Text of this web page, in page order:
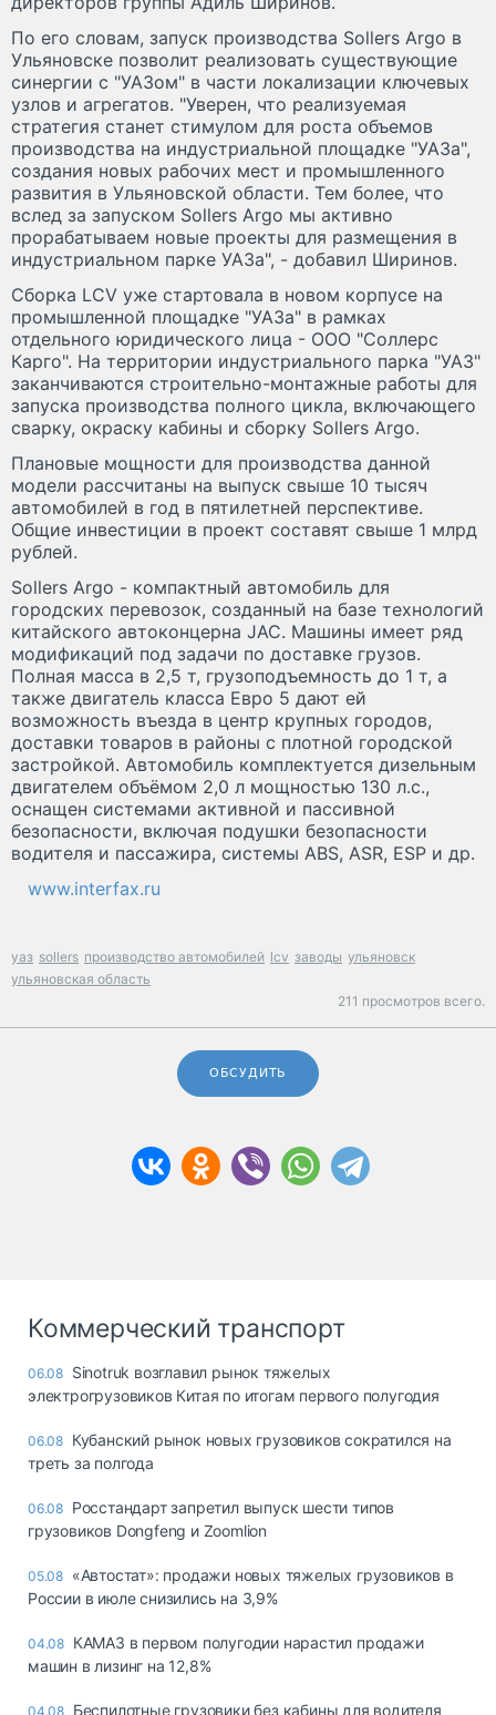
По его словам, запуск производства Sollers Argo в
Ульяновске позволит реализовать существующие
синергии с "УАЗом" в части локализации ключевых
узлов и агрегатов. "Уверен, что реализуемая
стратегия станет стимулом для роста объемов
производства на индустриальной площадке "УАЗа",
создания новых рабочих мест и промышленного
развития в Ульяновской области. Тем более, что
вслед за запуском Sollers Argo мы активно
прорабатываем новые проекты для размещения в
индустриальном парке УАЗа", - добавил Ширинов.
Сборка LCV уже стартовала в новом корпусе на
промышленной площадке "УАЗа" в рамках
отдельного юридического лица - ООО "Соллерс
Карго". На территории индустриального парка "УАЗ"
заканчиваются строительно-монтажные работы для
запуска производства полного цикла, включающего
сварку, окраску кабины и сборку Sollers Argo.
Плановые мощности для производства данной
модели рассчитаны на выпуск свыше 10 тысяч
автомобилей в год в пятилетней перспективе.
Общие инвестиции в проект составят свыше 1 млрд
рублей.
Sollers Argo - компактный автомобиль для
городских перевозок, созданный на базе технологий
китайского автоконцерна JAC. Машины имеет ряд
модификаций под задачи по доставке грузов.
Полная масса в 2,5 т, грузоподъемность до 1 т, а
также двигатель класса Евро 5 дают ей
возможность въезда в центр крупных городов,
доставки товаров в районы с плотной городской
застройкой. Автомобиль комплектуется дизельным
двигателем объёмом 2,0 л мощностью 130 л.с.,
оснащен системами активной и пассивной
безопасности, включая подушки безопасности
водителя и пассажира, системы ABS, ASR, ESP и др.
www.interfax.ru
уаз sollers производство автомобилей lcv заводы ульяновск
ульяновская область
211 просмотров всего.
ОБСУДИТЬ
Коммерческий транспорт
06.08 Sinotruk возглавил рынок тяжелых
электрогрузовиков Китая по итогам первого полугодия
06.08 Кубанский рынок новых грузовиков сократился на
треть за полгода
06.08 Росстандарт запретил выпуск шести типов
грузовиков Dongfeng и Zoomlion
05.08 «Автостат»: продажи новых тяжелых грузовиков в
России в июле снизились на 3,9%
04.08 КАМАЗ в первом полугодии нарастил продажи
машин в лизинг на 12,8%
04.08 Беспилотные грузовики без кабины для водителя